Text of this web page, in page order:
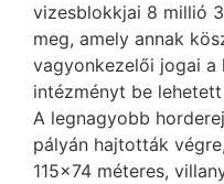
vizesblokkjai 8 millió
meg, amely annak
vagyonkezelői jogai
intézményt be
A legnagyobb
pályán hajtották
115×74 méteres,